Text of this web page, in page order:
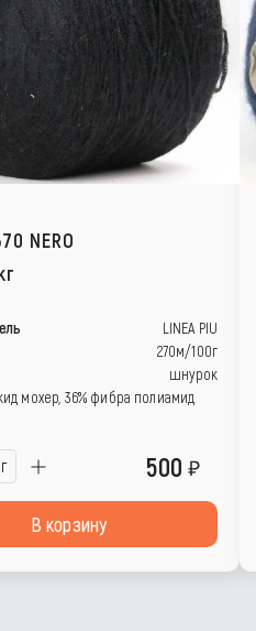
NERO
LINEA PIU
270м/100г
шнурок
мохер, 36% фибра полиамид
г 500
В корзину